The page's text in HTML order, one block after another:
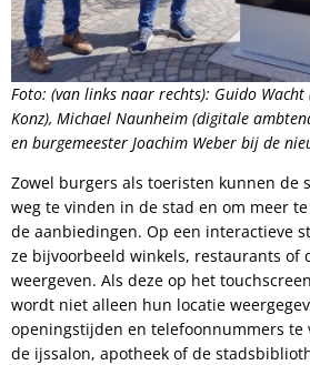
Foto: (van links naar rechts): Guido Wacht
Konz), Michael Naunheim (digitale
en burgemeester Joachim Weber bij de
Zowel burgers als toeristen kunnen de
weg te vinden in de stad en om meer
de aanbiedingen. Op een interactieve
ze bijvoorbeeld winkels, restaurants of
weergeven. Als deze op het
wordt niet alleen hun locatie
openingstijden en telefoonnummers te
de ijssalon, apotheek of de